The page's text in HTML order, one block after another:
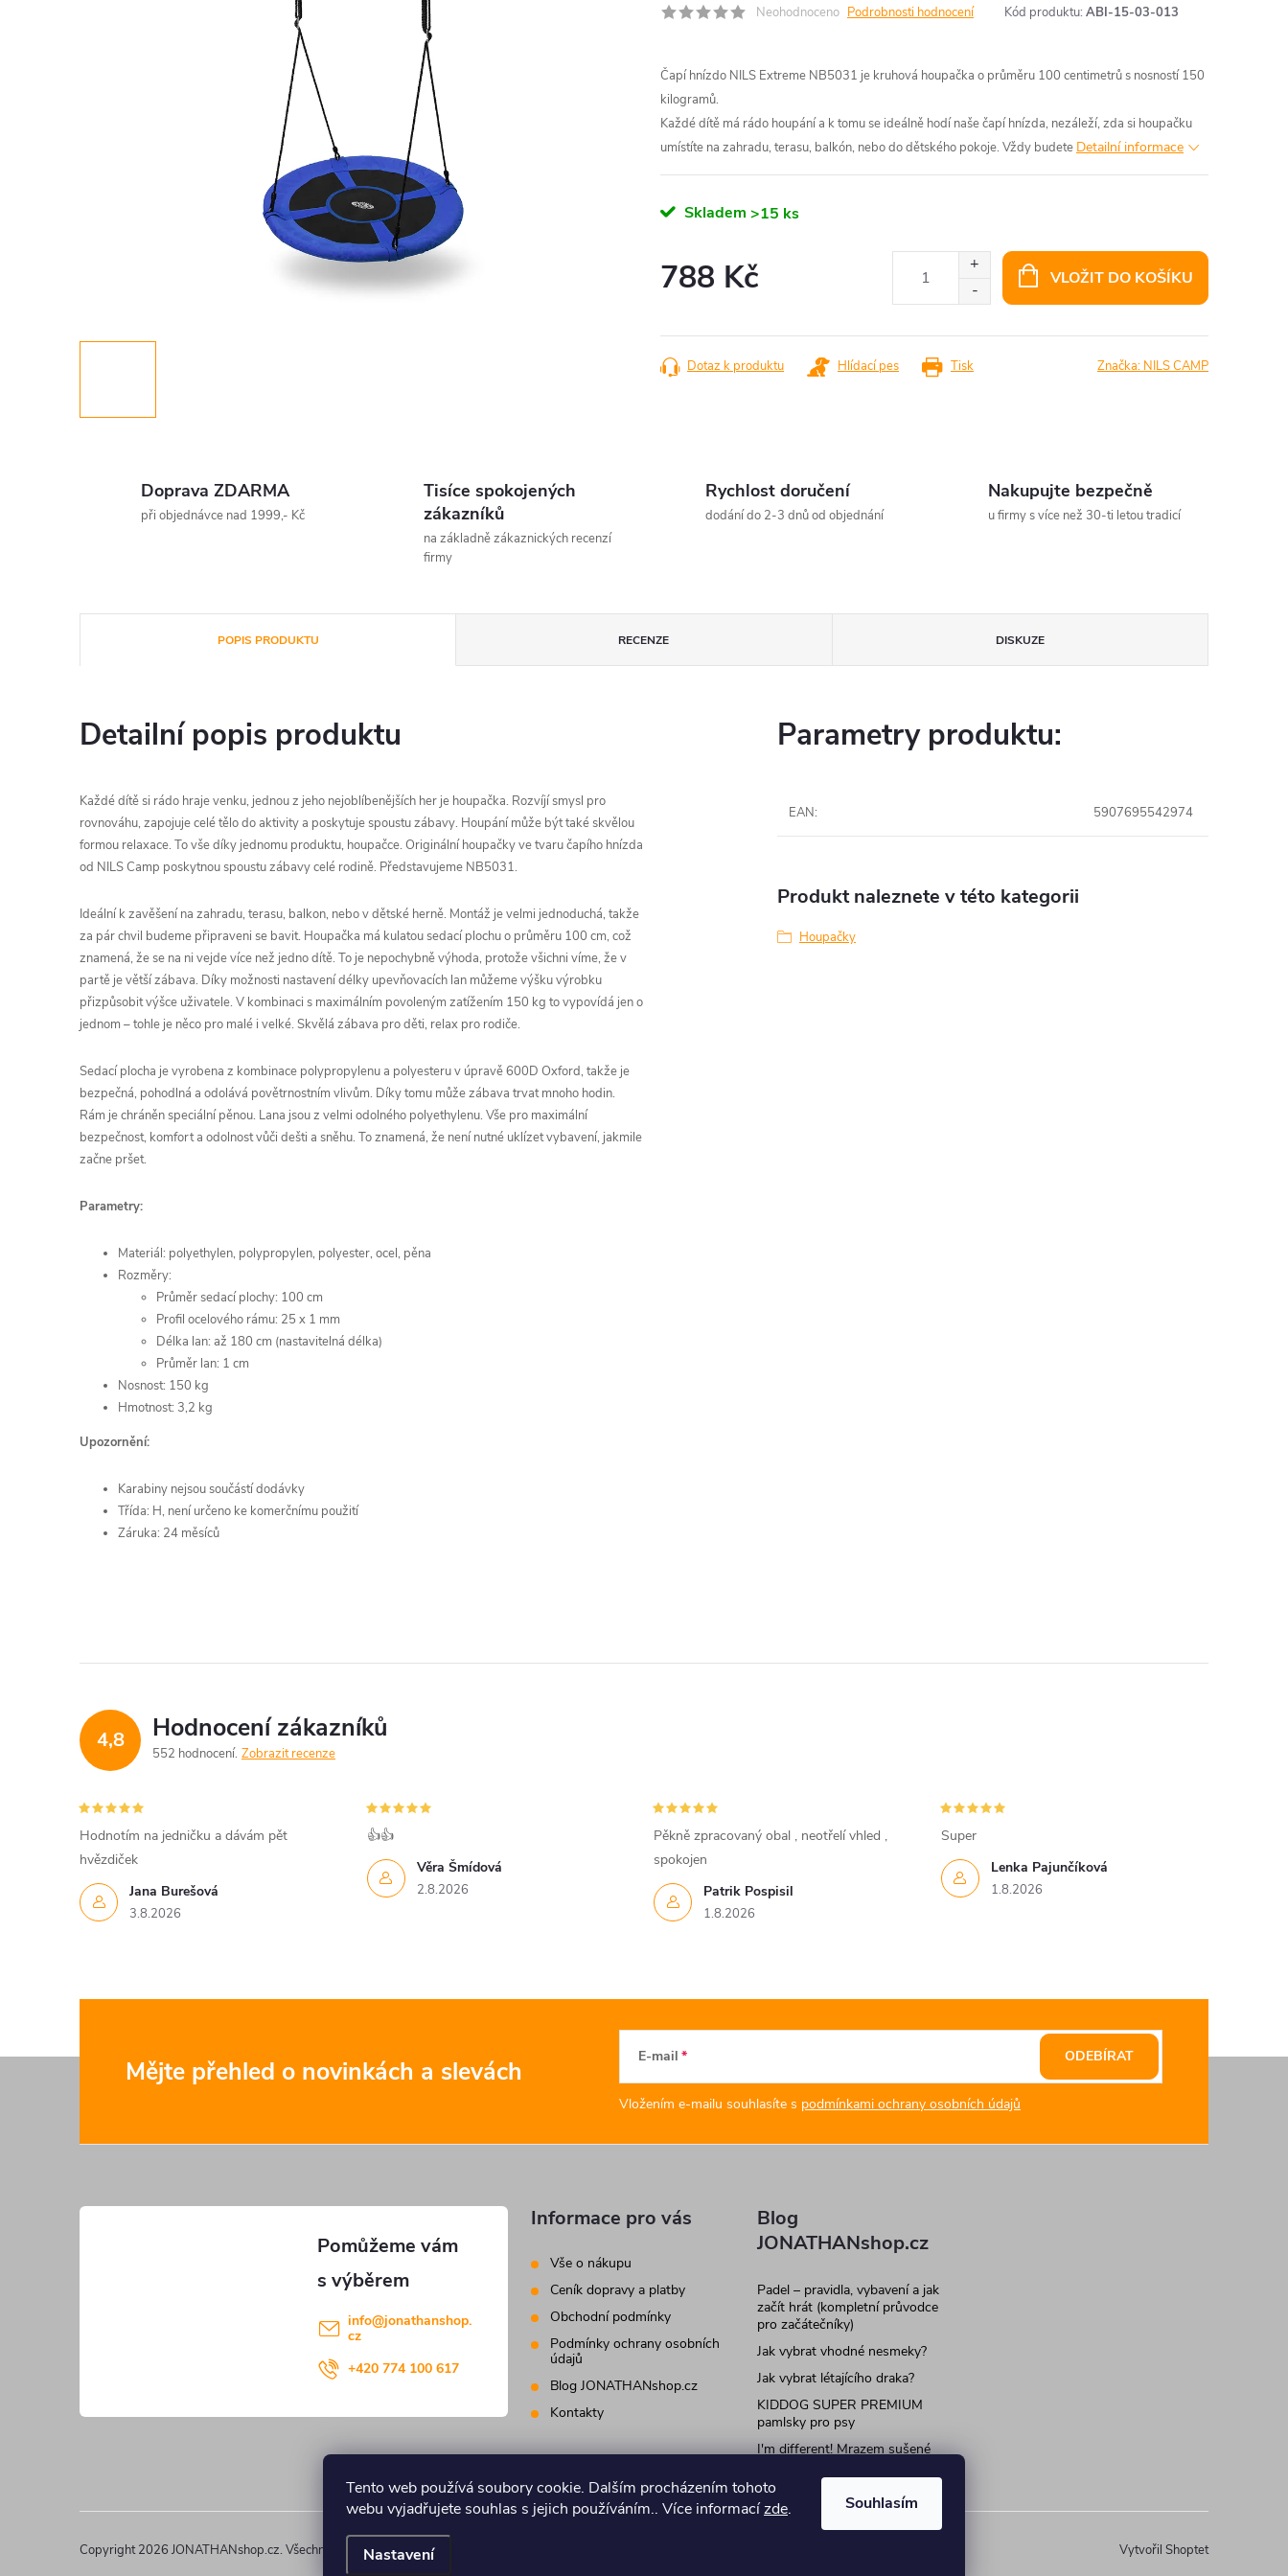
Tento web používá soubory cookie. Dalším procházením tohoto
webu vyjadřujete souhlas s jejich používáním.. Více informacízde.
Nastavení
Souhlasím
Neohodnoceno Podrobnosti hodnocení Kód produktu: ABI-15-03-013
Čapí hnízdo NILS Extreme NB5031 je kruhová houpačka o průměru 100 centimetrů s nosností 150
kilogramů.
Každé dítě má rádo houpání a k tomu se ideálně hodí naše čapí hnízda, nezáleží, zda si houpačku
umístíte na zahradu, terasu, balkón, nebo do dětského pokoje. Vždy budete Detailní informace
Skladem >15 ks
788 Kč VLOŽIT DO KOŠÍKU
Tisk
Dotaz k produktu Hlídací pes Značka: NILS CAMP
Doprava ZDARMA
při objednávce nad 1999,- Kč
Tisíce spokojených
zákazníků
na základně zákaznických recenzí
firmy
Rychlost doručení
dodání do 2-3 dnů od objednání
Nakupujte bezpečně
u firmy s více než 30-ti letou tradicí
POPIS PRODUKTU RECENZE DISKUZE
Detailní popis produktu
Každé dítě si rádo hraje venku, jednou z jeho nejoblíbenějších her je houpačka. Rozvíjí smysl pro
rovnováhu, zapojuje celé tělo do aktivity a poskytuje spoustu zábavy. Houpání může být také skvělou
formou relaxace. To vše díky jednomu produktu, houpačce. Originální houpačky ve tvaru čapího hnízda
od NILS Camp poskytnou spoustu zábavy celé rodině. Představujeme NB5031.
Ideální k zavěšení na zahradu, terasu, balkon, nebo v dětské herně. Montáž je velmi jednoduchá, takže
za pár chvil budeme připraveni se bavit. Houpačka má kulatou sedací plochu o průměru 100 cm, což
znamená, že se na ni vejde více než jedno dítě. To je nepochybně výhoda, protože všichni víme, že v
partě je větší zábava. Díky možnosti nastavení délky upevňovacích lan můžeme výšku výrobku
přizpůsobit výšce uživatele. V kombinaci s maximálním povoleným zatížením 150 kg to vypovídá jen o
jednom – tohle je něco pro malé i velké. Skvělá zábava pro děti, relax pro rodiče.
Sedací plocha je vyrobena z kombinace polypropylenu a polyesteru v úpravě 600D Oxford, takže je
bezpečná, pohodlná a odolává povětrnostním vlivům. Díky tomu může zábava trvat mnoho hodin.
Rám je chráněn speciální pěnou. Lana jsou z velmi odolného polyethylenu. Vše pro maximální
bezpečnost, komfort a odolnost vůči dešti a sněhu. To znamená, že není nutné uklízet vybavení, jakmile
začne pršet.
Parametry:
Materiál: polyethylen, polypropylen, polyester, ocel, pěna
Rozměry:
Průměr sedací plochy: 100 cm
Profil ocelového rámu: 25 x 1 mm
Délka lan: až 180 cm (nastavitelná délka)
Průměr lan: 1 cm
Nosnost: 150 kg
Hmotnost: 3,2 kg
Upozornění:
Karabiny nejsou součástí dodávky
Třída: H, není určeno ke komerčnímu použití
Záruka: 24 měsíců
Parametry produktu:
EAN: 5907695542974
Produkt naleznete v této kategorii
Houpačky
4,8 Hodnocení zákazníků
552 hodnocení Zobrazit recenze
Jana Burešová
3.8.2026
Hodnotím na jedničku a dávám pět
hvězdiček
Věra Šmídová
2.8.2026
👍👍
Patrik Pospisil
1.8.2026
Pěkně zpracovaný obal , neotřelí vhled ,
spokojen
Lenka Pajunčíková
1.8.2026
Super
Mějte přehled o novinkách a slevách E-mail
Vložením e-mailu souhlasíte s podmínkami ochrany osobních údajů
ODEBÍRAT
info@jonathanshop.
cz
+420 774 100 617
Informace pro vás
Vše o nákupu
Ceník dopravy a platby
Obchodní podmínky
Podmínky ochrany osobních
údajů
Blog JONATHANshop.cz
Kontakty
Blog
JONATHANshop.cz
Padel – pravidla, vybavení a jak
začít hrát (kompletní průvodce
pro začátečníky)
Jak vybrat vhodné nesmeky?
Jak vybrat létajícího draka?
KIDDOG SUPER PREMIUM
pamlsky pro psy
I'm different! Mrazem sušené
kočky
Vytvořil Shoptet
Copyright 2026 JONATHANshop.cz. Všechna práva vyhrazena.Upravit nastavení cookies